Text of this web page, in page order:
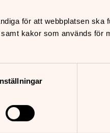
för att webbplatsen
kakor som används för